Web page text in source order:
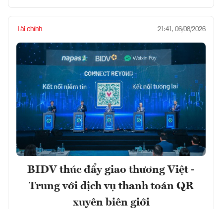
Tài chính 21:41, 06/08/2026
BIDV thúc đẩy giao thương Việt -
Trung với dịch vụ thanh toán QR
xuyên biên giới